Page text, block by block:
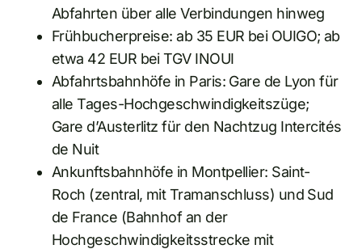
Abfahrten über alle Verbindungen hinweg
Frühbucherpreise: ab 35 EUR bei OUIGO; ab
etwa 42 EUR bei TGV INOUI
Abfahrtsbahnhöfe in Paris: Gare de Lyon für
alle Tages-Hochgeschwindigkeitszüge;
Gare d’Austerlitz für den Nachtzug Intercités
de Nuit
Ankunftsbahnhöfe in Montpellier: Saint-
Roch (zentral, mit Tramanschluss) und Sud
de France (Bahnhof an der
Hochgeschwindigkeitsstrecke mit